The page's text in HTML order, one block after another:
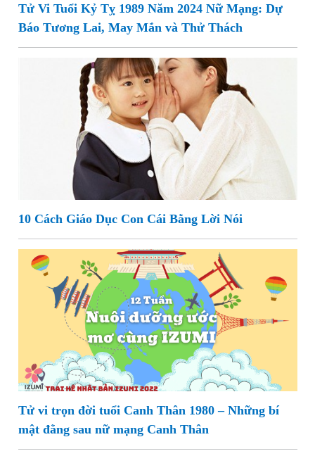
Tử Vi Tuổi Kỷ Tỵ 1989 Năm 2024 Nữ Mạng: Dự
Báo Tương Lai, May Mắn và Thử Thách
10 Cách Giáo Dục Con Cái Bằng Lời Nói
Tử vi trọn đời tuổi Canh Thân 1980 – Những bí
mật đằng sau nữ mạng Canh Thân